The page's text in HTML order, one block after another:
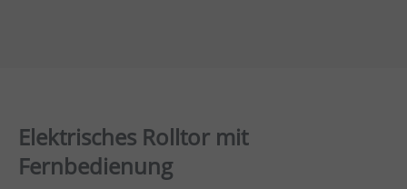
Elektrisches Rolltor mit
Fernbedienung